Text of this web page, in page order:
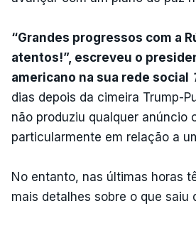
“Grandes progressos com a
atentos!”, escreveu o
americano na sua rede social
dias depois da cimeira Trump-
não produziu qualquer anúncio
particularmente em relação a
No entanto, nas últimas horas
mais detalhes sobre o que saiu